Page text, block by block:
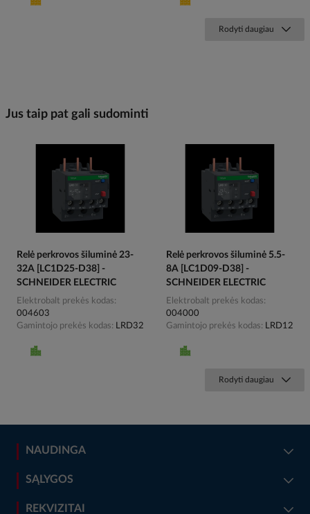
Rodyti daugiau
Jus taip pat gali sudominti
Relė perkrovos šiluminė 23-
32A [LC1D25-D38] -
SCHNEIDER ELECTRIC
Elektrobalt prekės kodas
004603
Gamintojo prekės kodas
LRD32
Relė perkrovos šiluminė 5.5-
8A [LC1D09-D38] -
SCHNEIDER ELECTRIC
Elektrobalt prekės kodas
004000
Gamintojo prekės kodas
LRD12
Rodyti daugiau
NAUDINGA
SĄLYGOS
REKVIZITAI